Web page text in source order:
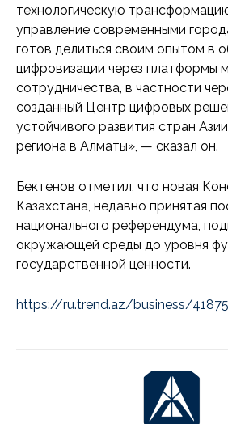
технологическую
управление современными
готов делиться своим опытом в
цифровизации через платформы
сотрудничества, в частности
созданный Центр цифровых
устойчивого развития стран
региона в Алматы», — сказал он.
Бектенов отметил, что новая
Казахстана, недавно принятая
национального референдума,
окружающей среды до уровня
государственной ценности.
https://ru.trend.az/business/